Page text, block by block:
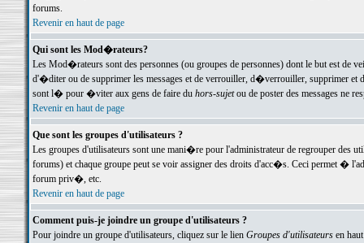
forums.
Revenir en haut de page
Qui sont les Mod�rateurs?
Les Mod�rateurs sont des personnes (ou groupes de personnes) dont le but est de
d'�diter ou de supprimer les messages et de verrouiller, d�verrouiller, supprimer
sont l� pour �viter aux gens de faire du hors-sujetou de poster des messages ne
Revenir en haut de page
Que sont les groupes d'utilisateurs ?
Les groupes d'utilisateurs sont une mani�re pour l'administrateur de regrouper des
forums) et chaque groupe peut se voir assigner des droits d'acc�s. Ceci permet
forum priv�, etc.
Revenir en haut de page
Comment puis-je joindre un groupe d'utilisateurs ?
Pour joindre un groupe d'utilisateurs, cliquez sur le lien Groupes d'utilisateursen haut